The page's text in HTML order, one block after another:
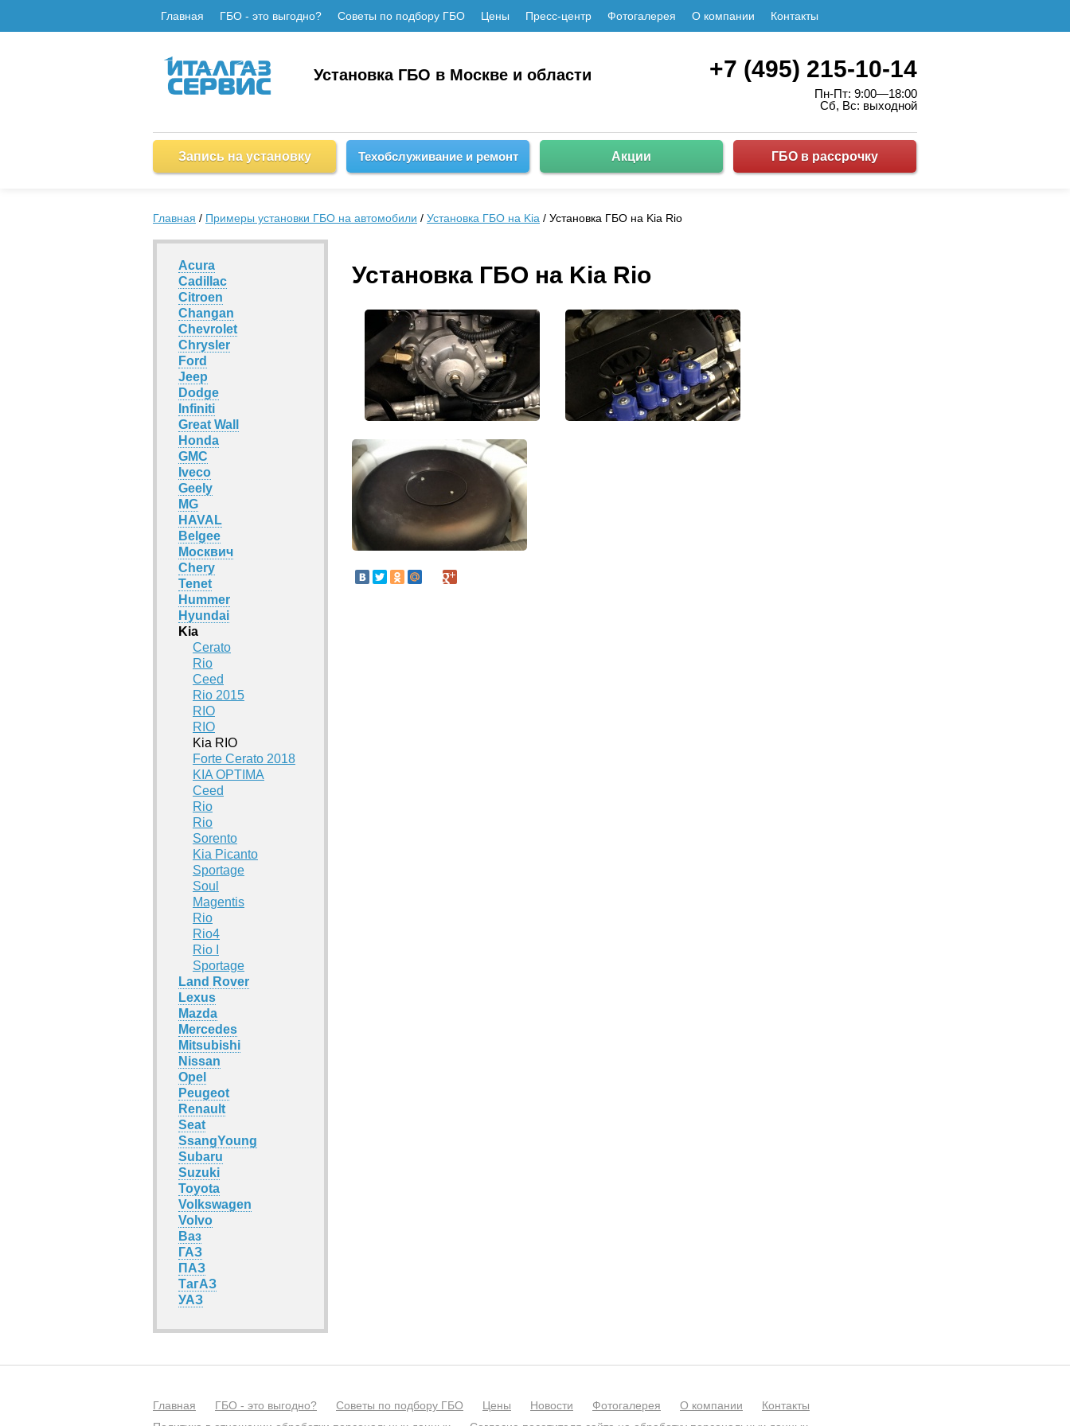
Главная ГБО - это выгодно? Советы по подбору ГБО Цены Пресс-центр Фотогалерея О компании Контакты
Установка ГБО в Москве и области +7 (495) 215-10-14
Пн-Пт: 9:00—18:00
Сб, Вс: выходной
Запись на установку Техобслуживание и ремонт Акции ГБО в рассрочку
Главная / Примеры установки ГБО на автомобили / Установка ГБО на Kia / Установка ГБО на Kia Rio
Acura
Cadillac
Citroen
Changan
Chevrolet
Chrysler
Ford
Jeep
Dodge
Infiniti
Great Wall
Honda
GMC
Iveco
Geely
MG
HAVAL
Belgee
Москвич
Chery
Tenet
Hummer
Hyundai
Kia
Cerato
Rio
Ceed
Rio 2015
RIO
RIO
Kia RIO
Forte Cerato 2018
KIA OPTIMA
Ceed
Rio
Rio
Sorento
Kia Picanto
Sportage
Soul
Magentis
Rio
Rio4
Rio I
Sportage
Land Rover
Lexus
Mazda
Mercedes
Mitsubishi
Nissan
Opel
Peugeot
Renault
Seat
SsangYoung
Subaru
Suzuki
Toyota
Volkswagen
Volvo
Ваз
ГАЗ
ПАЗ
ТагАЗ
УАЗ
Установка ГБО на Kia Rio
Главная ГБО - это выгодно? Советы по подбору ГБО Цены Новости Фотогалерея О компании
Контакты